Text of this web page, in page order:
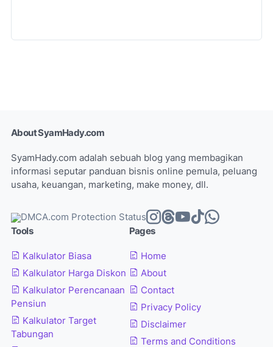
About SyamHady.com
SyamHady.com adalah sebuah blog yang membagikan
informasi seputar panduan bisnis online pemula, peluang
usaha, keuangan, marketing, make money, dll.
Tools
Kalkulator Biasa
Kalkulator Harga Diskon
Kalkulator Perencanaan
Pensiun
Kalkulator Target
Tabungan
Pages
Home
About
Contact
Privacy Policy
Disclaimer
Terms and Conditions